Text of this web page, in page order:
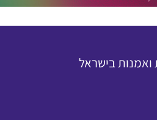
ואמנות בישראל